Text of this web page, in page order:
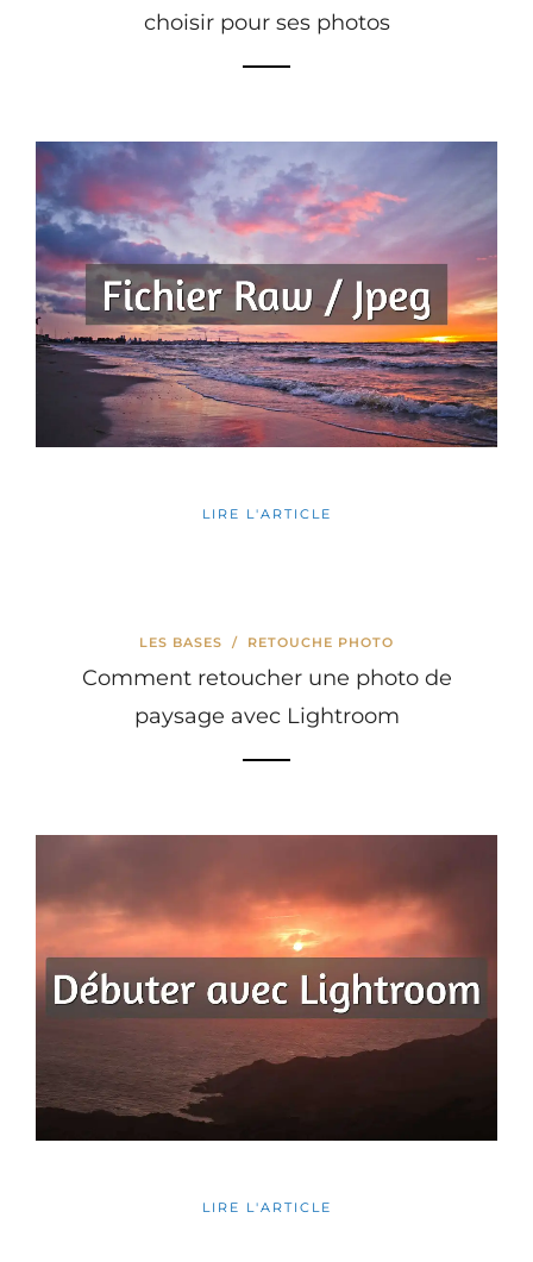
choisir pour ses photos
LIRE L'ARTICLE
LES BASES / RETOUCHE PHOTO
Comment retoucher une photo de
paysage avec Lightroom
LIRE L'ARTICLE